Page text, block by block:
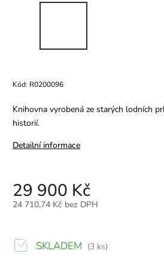
Kód: R0200096
Knihovna vyrobená ze starých lodních
historií.
Detailní informace
29 900 Kč
24 710,74 Kč bez DPH
SKLADEM (3 ks)